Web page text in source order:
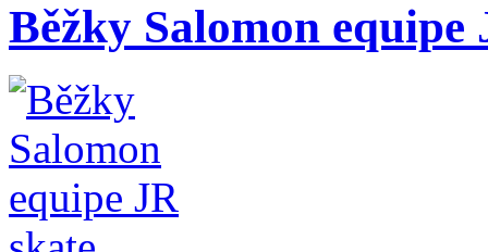
Běžky Salomon equipe